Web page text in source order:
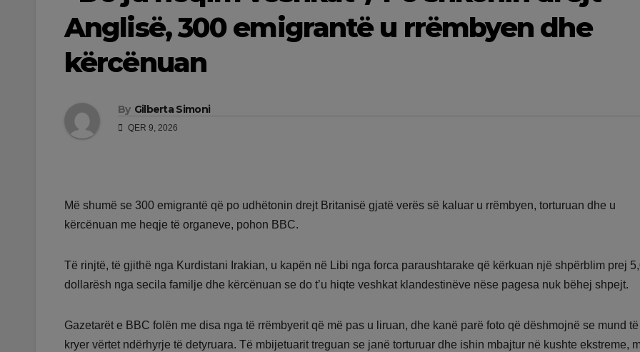
Anglisë, 300 emigrantë u rrëmbyen dhe
kërcënuan
By Gilberta Simoni
QER 9, 2026
Më shumë se 300 emigrantë që po udhëtonin drejt Britanisë gjatë verës së kaluar u rrëmbyen, torturuan dhe u
kërcënuan me heqje të organeve, pohon BBC.
Të rinjtë, të gjithë nga Kurdistani Irakian, u kapën në Libi nga forca paraushtarake që kërkuan një shpërblim prej
dollarësh nga secila familje dhe kërcënuan se do t’u hiqte veshkat klandestinëve nëse pagesa nuk bëhej shpejt.
Gazetarët e BBC folën me disa nga të rrëmbyerit që më pas u liruan, dhe kanë parë foto që dëshmojnë se mund
kryer vërtet ndërhyrje të detyruara. Të mbijetuarit treguan se janë torturuar dhe ishin mbajtur në kushte ekstreme,